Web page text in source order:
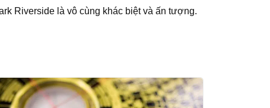
Riverside là vô cùng khác biệt và ấn tượng.